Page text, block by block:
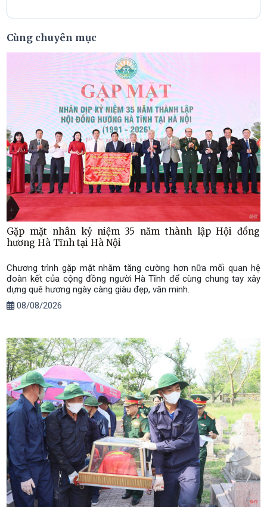
Cùng chuyên mục
Gặp mặt nhân kỷ niệm 35 năm thành lập Hội đồng
hương Hà Tĩnh tại Hà Nội
Chương trình gặp mặt nhằm tăng cường hơn nữa mối quan hệ
đoàn kết của cộng đồng người Hà Tĩnh để cùng chung tay xây
dựng quê hương ngày càng giàu đẹp, văn minh.
08/08/2026